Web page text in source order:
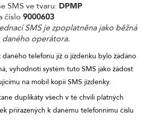
SMS ve tvaru: DPMP
číslo 9000603
SMS je zpoplatněna jako běžná
daného operátora.
telefonu již o jízdenku bylo žádáno
vyhodnotí systém tuto SMS jako žádost
na mobil kopii SMS jízdenky.
duplikáty všech v té chvíli platných
přiřazených k danému telefonnímu číslu